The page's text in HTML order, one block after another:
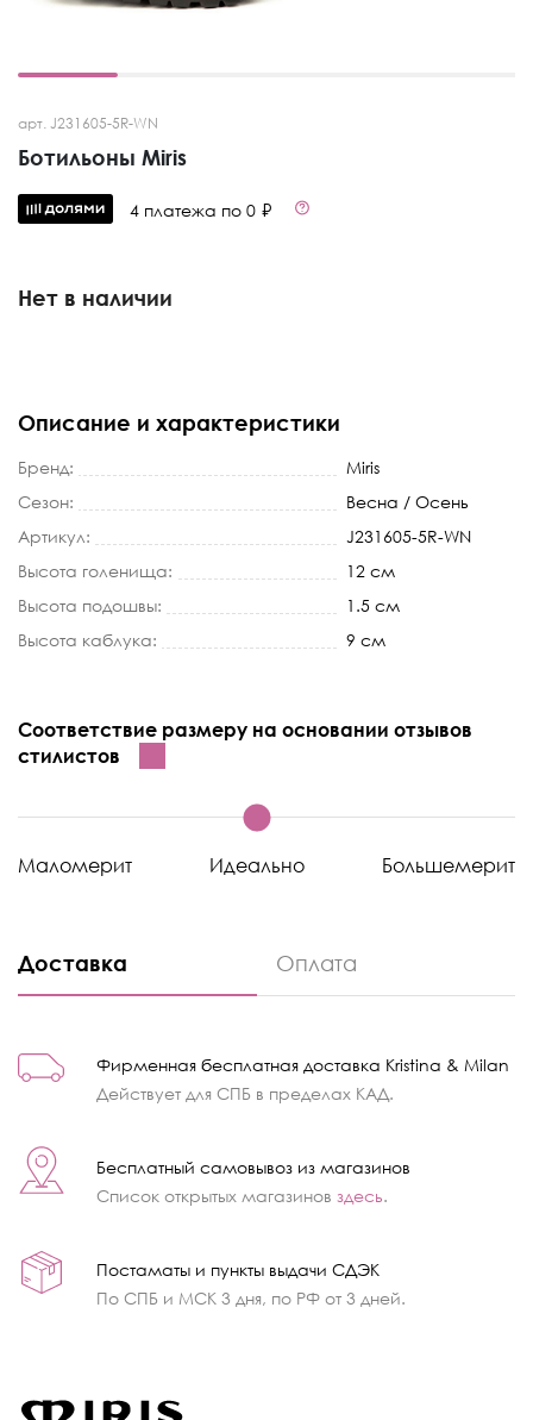
арт. J231605-5R-WN
Ботильоны Miris
4 платежа по 0 ₽
Нет в наличии
Описание и характеристики
Бренд:
Miris
Сезон:
Весна / Осень
Артикул:
J231605-5R-WN
Высота голенища:
12 см
Высота подошвы:
1.5 см
Высота каблука:
9 см
Соответствие размеру на основании отзывов
стилистов
Маломерит Идеально Большемерит
Доставка Оплата
Фирменная бесплатная доставка Kristina & Milan
Действует для СПБ в пределах КАД.
Бесплатный самовывоз из магазинов
Список открытых магазинов здесь.
Постаматы и пункты выдачи СДЭК
По СПБ и МСК 3 дня, по РФ от 3 дней.